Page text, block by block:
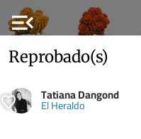
menu_open
Reprobado(s)
Tatiana Dangond
El Heraldo